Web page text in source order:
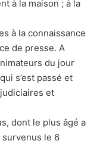
à la maison ; à la
à la connaissance
de presse. A
du jour
s’est passé et
et
dont le plus âgé a
le 6